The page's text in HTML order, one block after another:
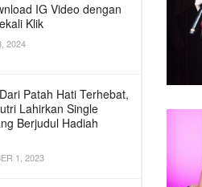
IG Video dengan
Klik
2024
Patah Hati Terhebat,
Lahirkan Single
Berjudul Hadiah
1, 2023